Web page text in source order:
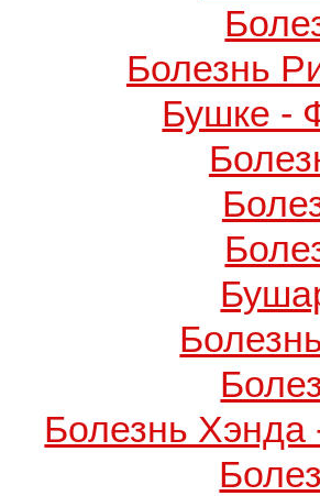
Болезнь
Бушке -
Болезнь